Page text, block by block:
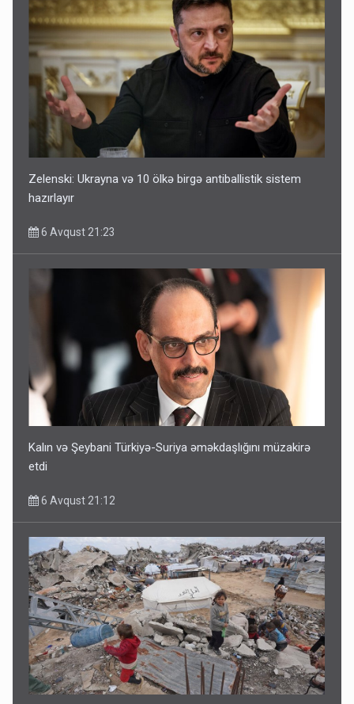
Zelenski: Ukrayna və 10 ölkə birgə antiballistik sistem
hazırlayır
6 Avqust 21:23
Kalın və Şeybani Türkiyə-Suriya əməkdaşlığını müzakirə
etdi
6 Avqust 21:12